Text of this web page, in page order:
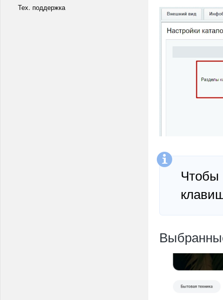
Тех. поддержка
Чтобы